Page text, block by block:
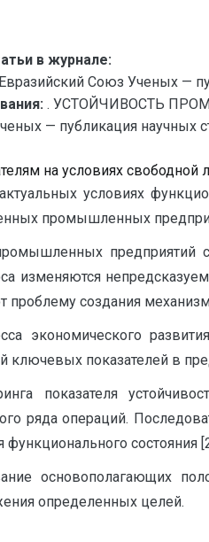
в журнале:
Евразийский Союз Ученых —
. УСТОЙЧИВОСТЬ
— публикация научных
на условиях свободной
условиях
промышленных
предприятий
изменяются
проблему создания
экономического
ключевых показателей в
показателя
ряда операций.
состояния
основополагающих
определенных целей.